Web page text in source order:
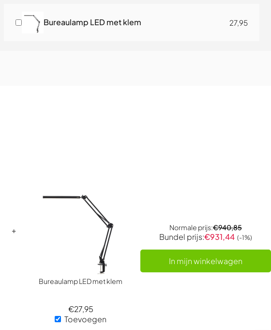
Bureaulamp LED met klem 27,95
+
Bureaulamp LED met klem
€27,95
Toevoegen
Normale prijs:€940,85
Bundel prijs:€931,44 (-1%)
In mijn winkelwagen